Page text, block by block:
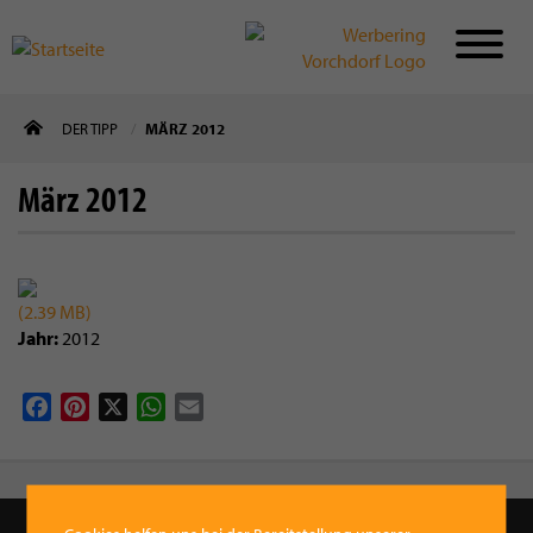
zum
DER TIPP MÄRZ 2012
März 2012
(2.39 MB)
Jahr 2012
FacebookPinterest WhatsApp